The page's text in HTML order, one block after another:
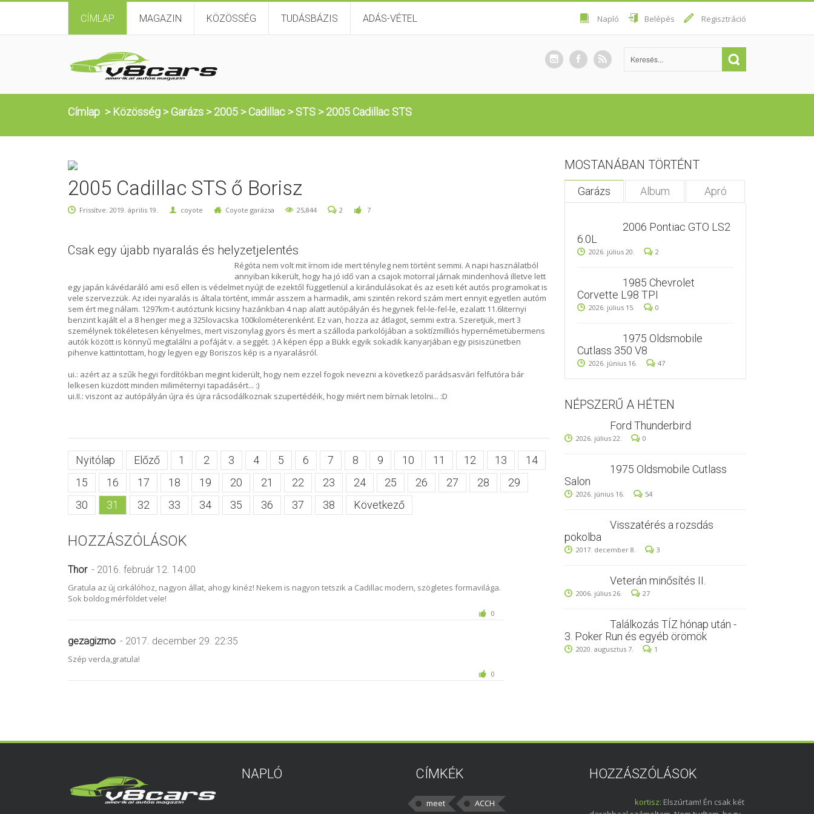
CÍMLAP MAGAZIN KÖZÖSSÉG TUDÁSBÁZIS ADÁS-VÉTEL Napló Belépés Regisztráció
Címlap > Közösség >Garázs >2005 >Cadillac >STS >2005 Cadillac STS
2005 Cadillac STS ő Borisz
Frissítve: 2019. április 19. coyote Coyote garázsa 25,844 2 7
Csak egy újabb nyaralás és helyzetjelentés
Régóta nem volt mit írnom ide mert tényleg nem történt semmi. A napi használatból
annyiban kikerült, hogy ha jó idő van a csajok motorral járnak mindenhová illetve lett
egy japán kávédaráló ami eső ellen is védelmet nyújt de ezektől függetlenül a kirándulásokat és az eseti két autós programokat is
vele szervezzük. Az idei nyaralás is általa történt, immár asszem a harmadik, ami szintén rekord szám mert ennyit egyetlen autóm
sem ért meg nálam. 1297km-t autóztunk kicsiny hazánkban 4 nap alatt autópályán és hegynek fel-le-fel-le, ezalatt 11.6liternyi
benzint kajált el a 8 henger meg a 325lovacska 100kilométerenként. Ez van, hozza az átlagot, semmi extra. Szeretjük, mert 3
személynek tökéletesen kényelmes, mert viszonylag gyors és mert a szálloda parkolójában a soktízmilliós hypernémetübermens
autók között is könnyű megtalálni a pofáját v. a seggét. :) A képen épp a Bükk egyik sokadik kanyarjában egy pisiszünetben
pihenve kattintottam, hogy legyen egy Boriszos kép is a nyaralásról.
ui.: azért az a szűk hegyi fordítókban megint kiderült, hogy nem ezzel fogok nevezni a következő parádsasvári felfutóra bár
lelkesen küzdött minden miliméternyi tapadásért... :)
ui.II.: viszont az autópályán újra és újra rácsodálkoznak szupertédéik, hogy miért nem bírnak letolni... :D
Nyitólap Előző 1 2 3 4 5 6 7 8 9 10 11 12 13
14
15
16 17 18 19 20 21 22 23 24 25 26 27 28
29
30
31 32 33 34 35 36 37 38 Következő
HOZZÁSZÓLÁSOK
Thor - 2016. február 12. 14:00
Gratula az új cirkálóhoz, nagyon állat, ahogy kinéz! Nekem is nagyon tetszik a Cadillac modern, szögletes formavilága.
Sok boldog mérföldet vele!
0
gezagizmo - 2017. december 29. 22:35
Szép verda,gratula!
0
MOSTANÁBAN TÖRTÉNT
Garázs Album Apró
2006 Pontiac GTO LS2
6.0L
2026. július 20. 2
1985 Chevrolet
Corvette L98 TPI
2026. július 15. 0
1975 Oldsmobile
Cutlass 350 V8
2026. június 16. 47
NÉPSZERŰ A HÉTEN
Ford Thunderbird
2026. július 22. 0
1975 Oldsmobile Cutlass
Salon
2026. június 16. 54
Visszatérés a rozsdás
pokolba
2017. december 8. 3
Veterán minősítés II.
2006. július 26. 27
Találkozás TÍZ hónap után -
3. Poker Run és egyéb örömök
2020. augusztus 7. 1
NAPLÓ CÍMKÉK
meet ACCH
HOZZÁSZÓLÁSOK
kortisz: Elszúrtam! Én csak két